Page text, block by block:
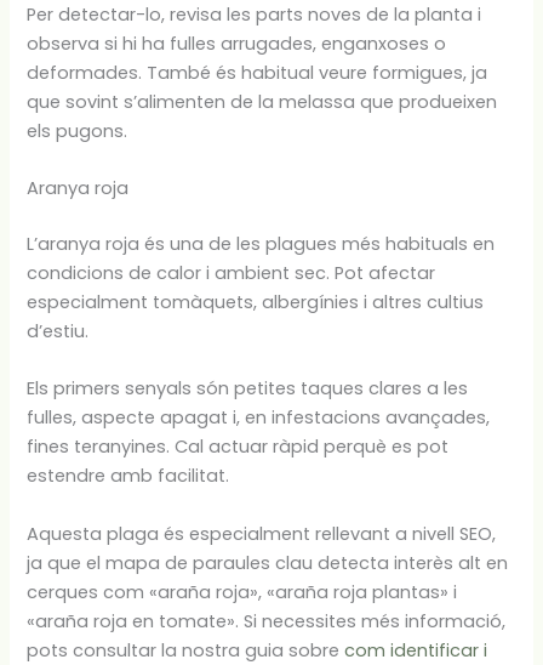
Per detectar-lo, revisa les parts noves de la planta i
observa si hi ha fulles arrugades, enganxoses o
deformades. També és habitual veure formigues, ja
que sovint s’alimenten de la melassa que produeixen
els pugons.
Aranya roja
L’aranya roja és una de les plagues més habituals en
condicions de calor i ambient sec. Pot afectar
especialment tomàquets, albergínies i altres cultius
d’estiu.
Els primers senyals són petites taques clares a les
fulles, aspecte apagat i, en infestacions avançades,
fines teranyines. Cal actuar ràpid perquè es pot
estendre amb facilitat.
Aquesta plaga és especialment rellevant a nivell SEO,
ja que el mapa de paraules clau detecta interès alt en
cerques com «araña roja», «araña roja plantas» i
«araña roja en tomate». Si necessites més informació,
pots consultar la nostra guia sobrecom identificar i